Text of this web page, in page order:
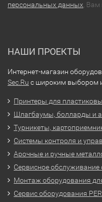
персональных данных ,
НАШИ ПРОЕКТЫ
Интернет-магазин
Sec.Ru с широким выбором
Принтеры для
Шлагбаумы, болларды и
Турникеты,
Системы контроля и
Арочные и ручные
Сервисное обслуживание
Монтаж оборудования
Сервис оборудования